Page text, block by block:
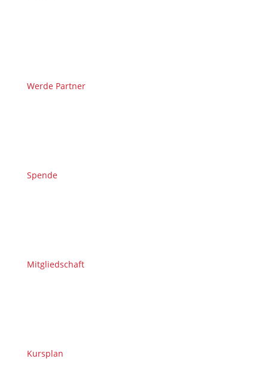
Werde Partner
Spende
Mitgliedschaft
Kursplan